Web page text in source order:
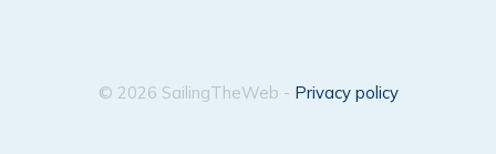
© 2026 SailingTheWeb - Privacy policy